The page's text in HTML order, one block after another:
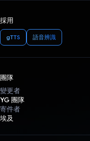
採用
gTTS 語音辨識
團隊
變更者
YG 團隊
寄件者
埃及